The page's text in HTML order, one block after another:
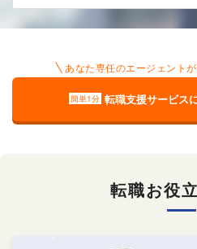
あなた専任のエージェント
簡単1分 転職支援サービス
転職お役